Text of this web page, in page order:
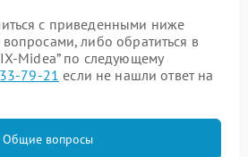
с приведенными ниже
либо обратиться в
Midea” по следующему
79-21 если не нашли ответ на
Общие вопросы